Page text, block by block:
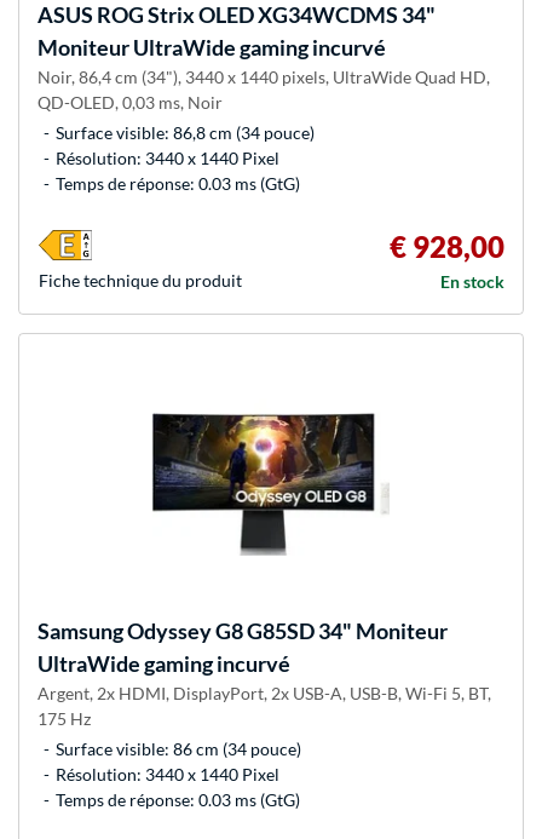
ASUS ROG Strix OLED XG34WCDMS 34"
Moniteur UltraWide gaming incurvé
Noir, 86,4 cm (34"), 3440 x 1440 pixels, UltraWide Quad HD,
QD-OLED, 0,03 ms, Noir
Surface visible: 86,8 cm (34 pouce)
Résolution: 3440 x 1440 Pixel
Temps de réponse: 0.03 ms (GtG)
€ 928,00
En stock
Fiche technique du produit
SamsungOdyssey G8 G85SD 34" Moniteur
UltraWide gaming incurvé
Argent, 2x HDMI, DisplayPort, 2x USB-A, USB-B, Wi-Fi 5, BT,
175 Hz
Surface visible: 86 cm (34 pouce)
Résolution: 3440 x 1440 Pixel
Temps de réponse: 0.03 ms (GtG)